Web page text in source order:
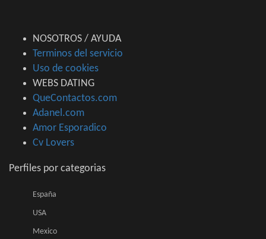
NOSOTROS / AYUDA
Terminos del servicio
Uso de cookies
WEBS DATING
QueContactos.com
Adanel.com
Amor Esporadico
Cv Lovers
Perfiles por categorias
España
USA
Mexico